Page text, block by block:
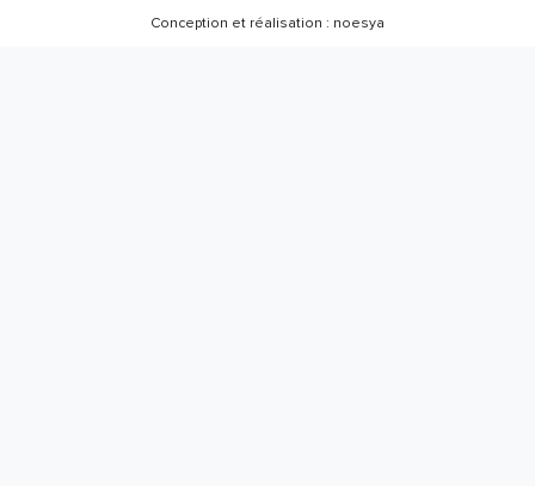
Conception et réalisation : noesya